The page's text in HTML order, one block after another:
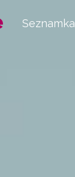
Seznamka